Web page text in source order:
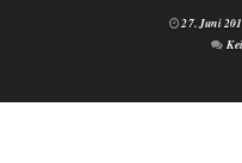
27. Juni